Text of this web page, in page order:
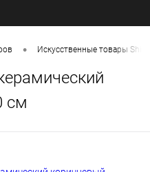
• Искусственные товары
см